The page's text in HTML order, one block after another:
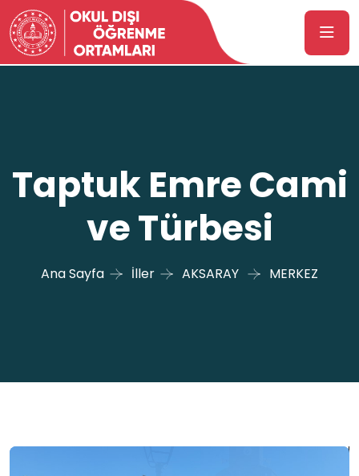
Taptuk Emre Cami
ve Türbesi
Ana Sayfa İller AKSARAY MERKEZ